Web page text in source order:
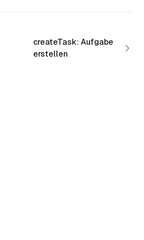
createTask: Aufgabe
erstellen